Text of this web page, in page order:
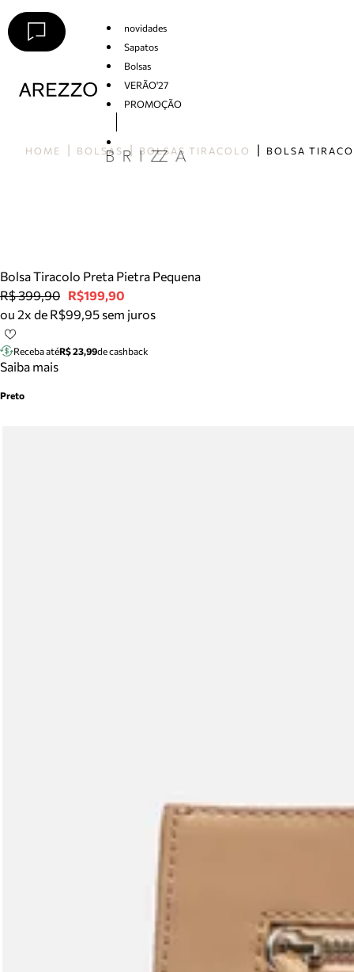
novidades
Sapatos
Bolsas
VERÃO'27
PROMOÇÃO
HOME BOLSAS BOLSAS TIRACOLO
Bolsa Tiracolo Preta Pietra Pequena
R$ 399,90 R$199,90
ou 2x de R$99,95 sem juros
Receba atéR$ 23,99de cashback
Saiba mais
Preto